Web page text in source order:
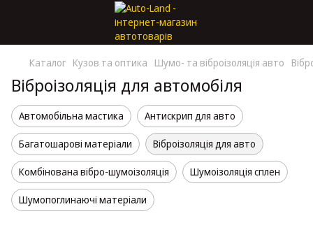
Каталог Кузов та оптика Шумо- та віброізоляція авто
Віброізоляція для автомобіля
Автомобільна мастика Антискрип для авто
Багатошарові матеріали Віброізоляція для авто
Комбінована вібро-шумоізоляція Шумоізоляція сплен
Шумопоглинаючі матеріали